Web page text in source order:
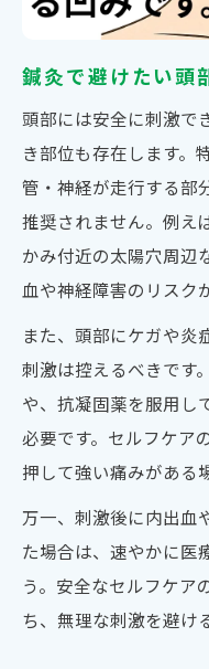
鍼灸で避けたい頭
頭部には安全に刺激で
き部位も存在します。
管・神経が走行する部
推奨されません。例え
かみ付近の太陽穴周辺
血や神経障害のリスク
また、頭部にケガや炎
刺激は控えるべきです
や、抗凝固薬を服用し
必要です。セルフケア
押して強い痛みがある
万一、刺激後に内出血
た場合は、速やかに医
う。安全なセルフケア
ち、無理な刺激を避け